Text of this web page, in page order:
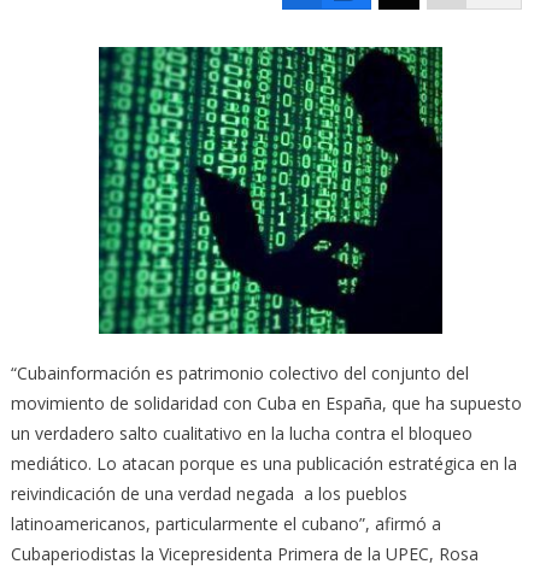
“Cubainformación es patrimonio colectivo del conjunto del
movimiento de solidaridad con Cuba en España, que ha supuesto
un verdadero salto cualitativo en la lucha contra el bloqueo
mediático. Lo atacan porque es una publicación estratégica en la
reivindicación de una verdad negada a los pueblos
latinoamericanos, particularmente el cubano”, afirmó a
Cubaperiodistas la Vicepresidenta Primera de la UPEC, Rosa